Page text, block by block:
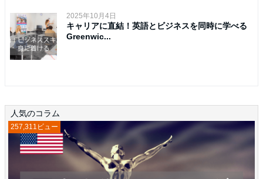
2025年10月4日
キャリアに直結！英語とビジネスを同時に学べる
Greenwic...
人気のコラム
257,311ビュー